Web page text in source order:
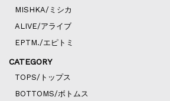
MISHKA/ミシカ
ALIVE/アライブ
EPTM./エピトミ
CATEGORY
TOPS/トップス
BOTTOMS/ボトムス